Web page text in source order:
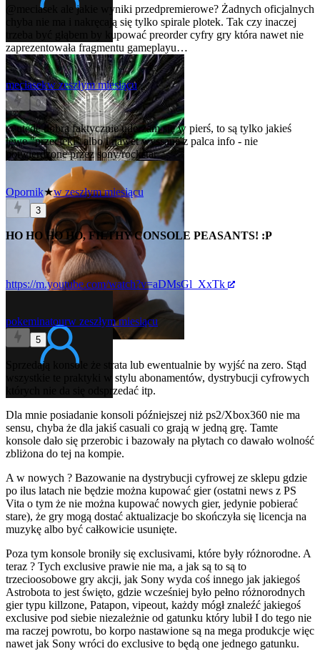
@meciasek
ale jakie wyniki przedpremierowe? Żadnych oficjalnych
chyba nie ma i nakręcają się tylko spirale plotek. Tak czy inaczej
trzeba być głąbem by kupować preorder cyfry gry która nawet nie
zaprezentowała fragmentu gameplayu…
meciasekw zeszłym miesiącu
0
@utededobra faktycznie uderzam się w pierś, to są tylko jakieś
lewe "przecieki" albo i nawet wyssane z palca info - nie
potwierdzone przez sony/rockstar
Opornik★w zeszłym miesiącu
3
HO HO HO HO, FILTHY CONSOLE PEASANTS! :P
https://m.youtube.com/watch?v=aDMsGl_XxTk
pokeminatourw zeszłym miesiącu
5
Sprzedają konsole że strata lub ewentualnie by wyjść na zero. Stąd
wszystkie te praktyki w stylu abonamentów, dystrybucji cyfrowych
których nie da się odsprzedać itp.
Dla mnie posiadanie konsoli późniejszej niż ps2/Xbox360 nie ma
sensu, chyba że dla jakiś casuali co grają w jedną grę. Tamte
konsole dało się przerobic i bazowały na płytach co dawało wolność
zbliżona do tej na kompie.
A w nowych ? Bazowanie na dystrybucji cyfrowej ze sklepu gdzie
po ilus latach nie będzie można kupować gier (ostatni news z PS
Vita o tym że nie można kupować nowych gier, jedynie pobierać
stare), że gry mogą dostać aktualizacje bo skończyła się licencja na
muzykę albo być całkowicie usunięte.
Poza tym konsole broniły się exclusivami, które były różnorodne. A
teraz ? Tych exclusive prawie nie ma, a jak są to są to
trzecioosobowe gry akcji, jak Sony wyda coś innego jak jakiegoś
Astrobota to jest święto, gdzie wcześniej było pełno różnorodnych
gier typu killzone, Patapon, vipeout, każdy mógł znaleźć jakiegoś
exclusive pod siebie niezależnie od gatunku który lubił I do tego nie
ma raczej powrotu, bo korpo nastawione są na mega produkcje więc
nawet jak Sony wróci do exclusive to będą one jednego gatunku.